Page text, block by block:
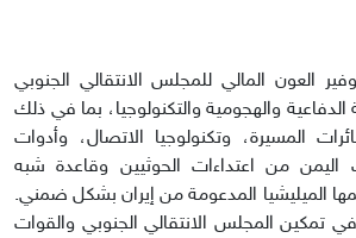
العون المالي للمجلس الانتقالي الجنوبي
والهجومية والتكنولوجيا، بما في ذلك
المسيرة، وتكنولوجيا الاتصال، وأدوات
اليمن من اعتداءات الحوثيين وقاعدة شبه
الميليشيا المدعومة من إيران بشكل ضمني.
تمكين المجلس الانتقالي الجنوبي والقوات